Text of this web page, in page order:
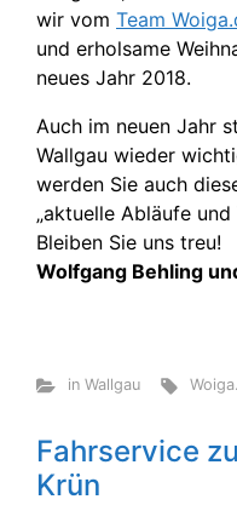
wir vom Team
und erholsame
neues Jahr 2018.
Auch im neuen Jahr
Wallgau wieder
werden Sie auch
„aktuelle Abläufe
Bleiben Sie uns treu!
Wolfgang Behling
in Wallgau
Fahrservice
Krün